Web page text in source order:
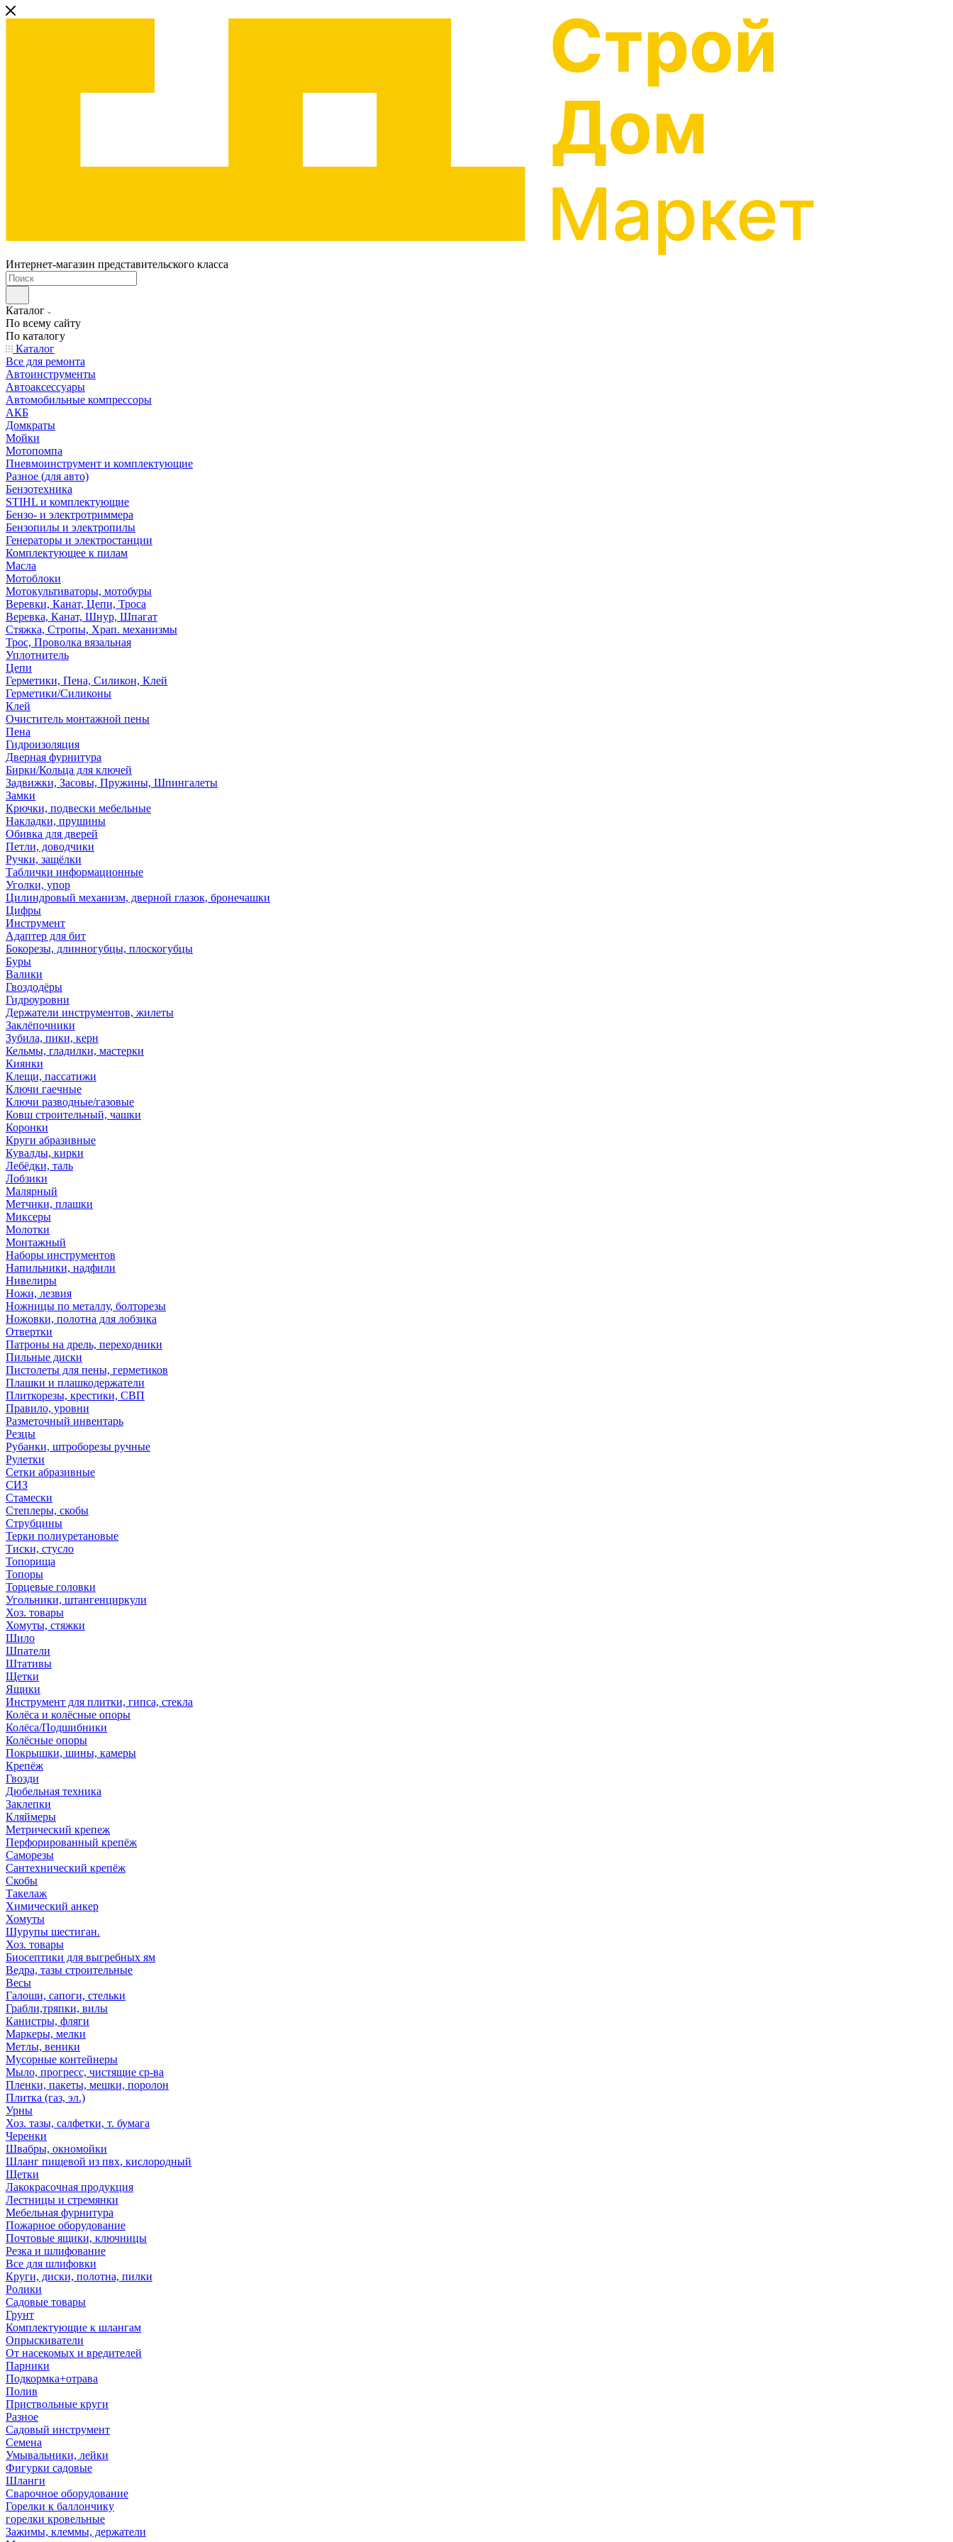
Интернет-магазин представительского класса
Каталог
По всему сайту
По каталогу
Каталог
Все для ремонта
Автоинструменты
Автоаксессуары
Автомобильные компрессоры
АКБ
Домкраты
Мойки
Мотопомпа
Пневмоинструмент и комплектующие
Разное (для авто)
Бензотехника
STIHL и комплектующие
Бензо- и электротриммера
Бензопилы и электропилы
Генераторы и электростанции
Комплектующее к пилам
Масла
Мотоблоки
Мотокультиваторы, мотобуры
Веревки, Канат, Цепи, Троса
Веревка, Канат, Шнур, Шпагат
Стяжка, Стропы, Храп. механизмы
Трос, Проволка вязальная
Уплотнитель
Цепи
Герметики, Пена, Силикон, Клей
Герметики/Силиконы
Клей
Очиститель монтажной пены
Пена
Гидроизоляция
Дверная фурнитура
Бирки/Кольца для ключей
Задвижки, Засовы, Пружины, Шпингалеты
Замки
Крючки, подвески мебельные
Накладки, прушины
Обивка для дверей
Петли, доводчики
Ручки, защёлки
Таблички информационные
Уголки, упор
Цилиндровый механизм, дверной глазок, бронечашки
Цифры
Инструмент
Адаптер для бит
Бокорезы, длинногубцы, плоскогубцы
Буры
Валики
Гвоздодёры
Гидроуровни
Держатели инструментов, жилеты
Заклёпочники
Зубила, пики, керн
Кельмы, гладилки, мастерки
Киянки
Клещи, пассатижи
Ключи гаечные
Ключи разводные/газовые
Ковш строительный, чашки
Коронки
Круги абразивные
Кувалды, кирки
Лебёдки, таль
Лобзики
Малярный
Метчики, плашки
Миксеры
Молотки
Монтажный
Наборы инструментов
Напильники, надфили
Нивелиры
Ножи, лезвия
Ножницы по металлу, болторезы
Ножовки, полотна для лобзика
Отвертки
Патроны на дрель, переходники
Пильные диски
Пистолеты для пены, герметиков
Плашки и плашкодержатели
Плиткорезы, крестики, СВП
Правило, уровни
Разметочный инвентарь
Резцы
Рубанки, штроборезы ручные
Рулетки
Сетки абразивные
СИЗ
Стамески
Степлеры, скобы
Струбцины
Терки полиуретановые
Тиски, стусло
Топорища
Топоры
Торцевые головки
Угольники, штангенциркули
Хоз. товары
Хомуты, стяжки
Шило
Шпатели
Штативы
Щетки
Ящики
Инструмент для плитки, гипса, стекла
Колёса и колёсные опоры
Колёса/Подшибники
Колёсные опоры
Покрышки, шины, камеры
Крепёж
Гвозди
Дюбельная техника
Заклепки
Кляймеры
Метрический крепеж
Перфорированный крепёж
Саморезы
Сантехнический крепёж
Скобы
Такелаж
Химический анкер
Хомуты
Шурупы шестиган.
Хоз. товары
Биосептики для выгребных ям
Ведра, тазы строительные
Весы
Галоши, сапоги, стельки
Грабли,тряпки, вилы
Канистры, фляги
Маркеры, мелки
Метлы, веники
Мусорные контейнеры
Мыло, прогресс, чистящие ср-ва
Пленки, пакеты, мешки, поролон
Плитка (газ, эл.)
Урны
Хоз. тазы, салфетки, т. бумага
Черенки
Швабры, окномойки
Шланг пищевой из пвх, кислородный
Щетки
Лакокрасочная продукция
Лестницы и стремянки
Мебельная фурнитура
Пожарное оборудование
Почтовые ящики, ключницы
Резка и шлифование
Все для шлифовки
Круги, диски, полотна, пилки
Ролики
Садовые товары
Грунт
Комплектующие к шлангам
Опрыскиватели
От насекомых и вредителей
Парники
Подкормка+отрава
Полив
Приствольные круги
Разное
Садовый инструмент
Семена
Умывальники, лейки
Фигурки садовые
Шланги
Сварочное оборудование
Горелки к баллончику
горелки кровельные
Зажимы, клеммы, держатели